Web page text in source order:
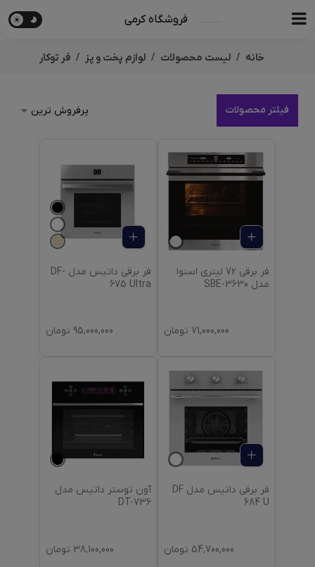
فروشگاه کرمی
خانه لیست محصولات لوازم پخت و پز فر توکار
فیلتر محصولات
فر برقی 72 لیتری اسنوا
مدل SBE-3630
71,000,000 تومان
فر برقی داتیس مدل DF-
675 Ultra
95,000,000 تومان
فر برقی داتیس مدل DF
684 U
54,700,000 تومان
آون توستر داتیس مدل
DT-736
38,100,000 تومان